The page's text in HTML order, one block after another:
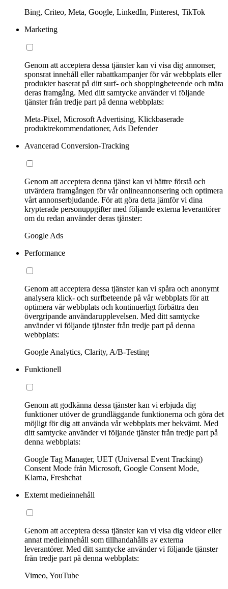
Bing, Criteo, Meta, Google, LinkedIn, Pinterest, TikTok
Marketing
Genom att acceptera dessa tjänster kan vi visa dig annonser,
sponsrat innehåll eller rabattkampanjer för vår webbplats eller
produkter baserat på ditt surf- och shoppingbeteende och mäta
deras framgång. Med ditt samtycke använder vi följande
tjänster från tredje part på denna webbplats:
Meta-Pixel, Microsoft Advertising, Klickbaserade
produktrekommendationer, Ads Defender
Avancerad Conversion-Tracking
Genom att acceptera denna tjänst kan vi bättre förstå och
utvärdera framgången för vår onlineannonsering och optimera
vårt annonserbjudande. För att göra detta jämför vi dina
krypterade personuppgifter med följande externa leverantörer
om du redan använder deras tjänster:
Google Ads
Performance
Genom att acceptera dessa tjänster kan vi spåra och anonymt
analysera klick- och surfbeteende på vår webbplats för att
optimera vår webbplats och kontinuerligt förbättra den
övergripande användarupplevelsen. Med ditt samtycke
använder vi följande tjänster från tredje part på denna
webbplats:
Google Analytics, Clarity, A/B-Testing
Funktionell
Genom att godkänna dessa tjänster kan vi erbjuda dig
funktioner utöver de grundläggande funktionerna och göra det
möjligt för dig att använda vår webbplats mer bekvämt. Med
ditt samtycke använder vi följande tjänster från tredje part på
denna webbplats:
Google Tag Manager, UET (Universal Event Tracking)
Consent Mode från Microsoft, Google Consent Mode,
Klarna, Freshchat
Externt medieinnehåll
Genom att acceptera dessa tjänster kan vi visa dig videor eller
annat medieinnehåll som tillhandahålls av externa
leverantörer. Med ditt samtycke använder vi följande tjänster
från tredje part på denna webbplats:
Vimeo, YouTube